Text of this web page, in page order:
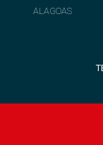
ALAGOAS